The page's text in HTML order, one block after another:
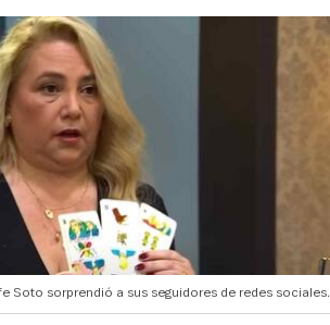
Soto sorprendió a sus seguidores de redes sociales.